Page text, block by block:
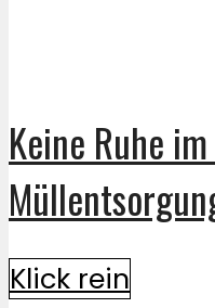
Keine Ruhe
Klick rein